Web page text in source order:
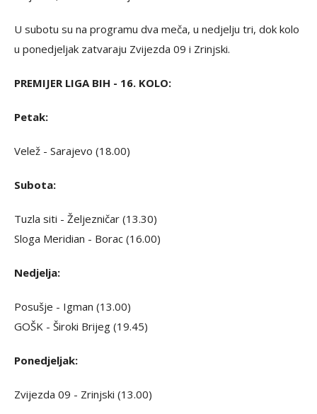
U subotu su na programu dva meča, u nedjelju tri, dok kolo
u ponedjeljak zatvaraju Zvijezda 09 i Zrinjski.
PREMIJER LIGA BIH - 16. KOLO:
Petak:
Velež - Sarajevo (18.00)
Subota:
Tuzla siti - Željezničar (13.30)
Sloga Meridian - Borac (16.00)
Nedjelja:
Posušje - Igman (13.00)
GOŠK - Široki Brijeg (19.45)
Ponedjeljak:
Zvijezda 09 - Zrinjski (13.00)